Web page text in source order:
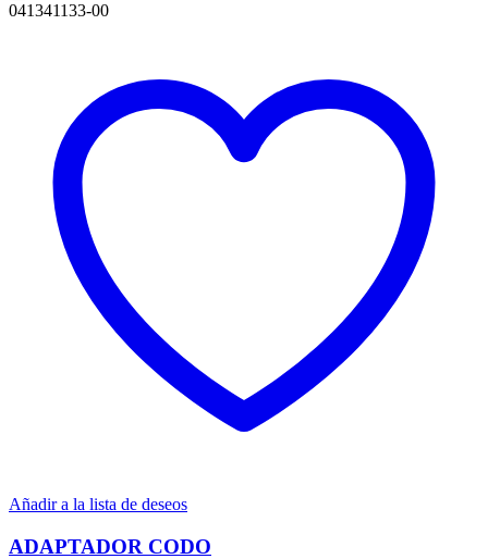
041341133-00
Añadir a la lista de deseos
ADAPTADOR CODO